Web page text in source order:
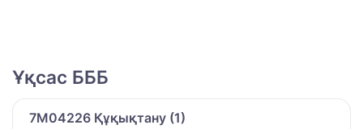
Ұқсас БББ
7M04226 Құқықтану (1)